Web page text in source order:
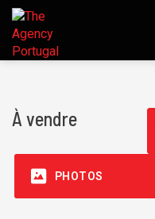
À vendre
PHOTOS